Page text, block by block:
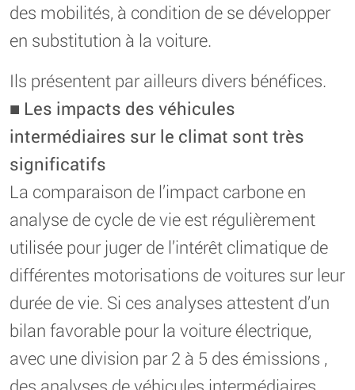
des mobilités, à condition de se développer
en substitution à la voiture.
Ils présentent par ailleurs divers bénéfices.
■ Les impacts des véhicules
intermédiaires sur le climat sont très
significatifs
La comparaison de l’impact carbone en
analyse de cycle de vie est régulièrement
utilisée pour juger de l’intérêt climatique de
différentes motorisations de voitures sur leur
durée de vie. Si ces analyses attestent d’un
bilan favorable pour la voiture électrique,
avec une division par 2 à 5 des émissions ,